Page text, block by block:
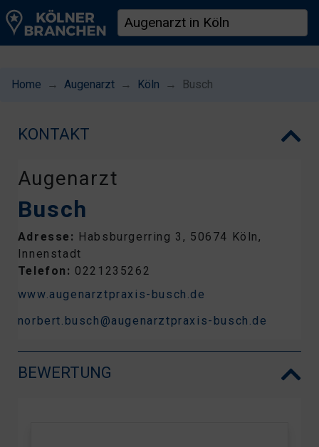
Home Augenarzt Köln Busch
KONTAKT
Augenarzt
Busch
Adresse: Habsburgerring 3, 50674 Köln,
Innenstadt
Telefon: 0221235262
www.augenarztpraxis-busch.de
norbert.busch@augenarztpraxis-busch.de
BEWERTUNG